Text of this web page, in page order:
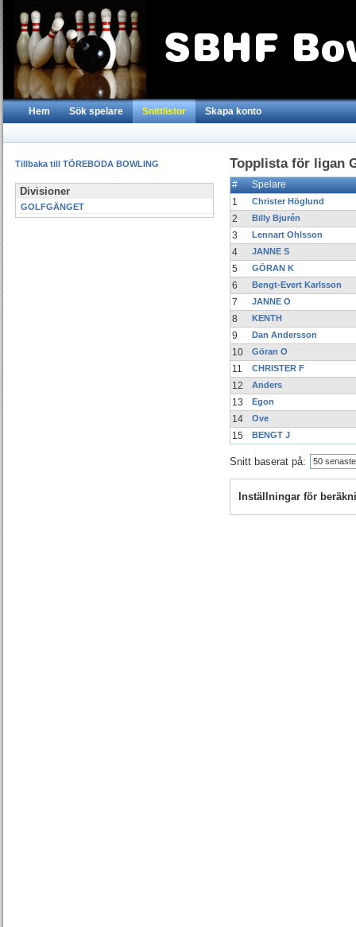
Hem Sök spelare Snittlistor Skapa konto
Tillbaka till TÖREBODA BOWLING
Divisioner
GOLFGÄNGET
Topplista för ligan
#
Spelare
1
Christer Höglund
2 Billy Bjurén
3 Lennart Ohlsson
4 JANNE S
5 GÖRAN K
6 Bengt-Evert Karlsson
7 JANNE O
8 KENTH
9 Dan Andersson
10 Göran O
11 CHRISTER F
12 Anders
13 Egon
14 Ove
15 BENGT J
Snitt baserat på: 50
Inställningar för